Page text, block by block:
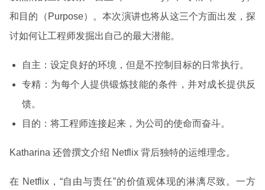
和目的（Purpose）。本次演讲也将从这三个方面出发，探
讨如何让工程师发掘出自己的最大潜能。
自主：设定良好的环境，但是不控制目标的日常执行。
专精：为每个人提供锻炼技能的条件，并对成长提供反
馈。
目的：将工程师连接起来，为公司的使命而奋斗。
Katharina 还曾撰文介绍 Netflix 背后独特的运维理念。
在 Netflix，“自由与责任”的价值观体现的淋漓尽致。一方